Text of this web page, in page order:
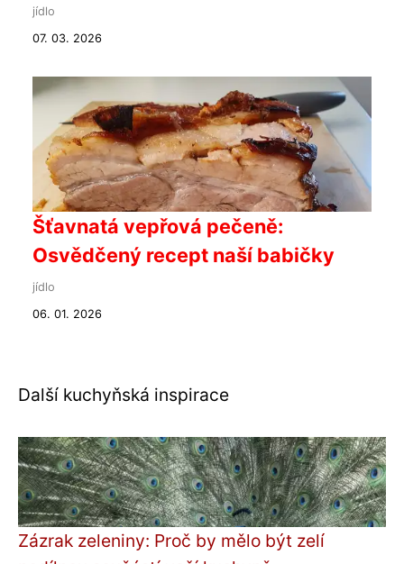
jídlo
07. 03. 2026
Šťavnatá vepřová pečeně:
Osvědčený recept naší babičky
jídlo
06. 01. 2026
Další kuchyňská inspirace
Zázrak zeleniny: Proč by mělo být zelí